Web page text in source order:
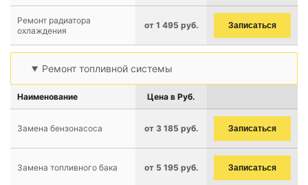
Ремонт радиатора
охлаждения
от 1 495 руб. Записаться
Ремонт топливной системы
Наименование Цена в Руб.
Замена бензонасоса от 3 185 руб. Записаться
Замена топливного бака от 5 195 руб. Записаться